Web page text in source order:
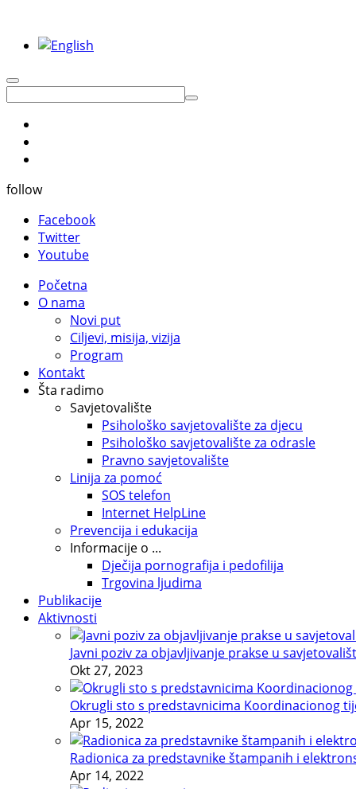
follow
Facebook
Twitter
Youtube
Početna
O nama
Novi put
Ciljevi, misija, vizija
Program
Kontakt
Šta radimo
Savjetovalište
Psihološko savjetovalište za djecu
Psihološko savjetovalište za odrasle
Pravno savjetovalište
Linija za pomoć
SOS telefon
Internet HelpLine
Prevencija i edukacija
Informacije o ...
Dječija pornografija i pedofilija
Trgovina ljudima
Publikacije
Aktivnosti
Javni poziv za objavljivanje prakse u
Okt 27, 2023
Okrugli sto s predstavnicima Koordinacionog
Apr 15, 2022
Radionica za predstavnike štampanih i
Apr 14, 2022